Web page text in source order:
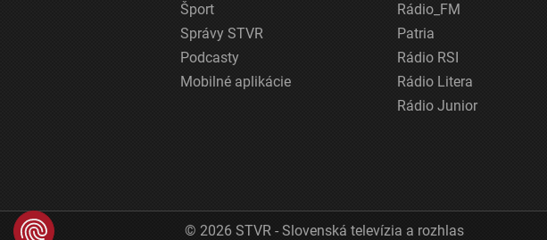
Šport
Správy STVR
Podcasty
Mobilné aplikácie
Rádio_FM
Patria
Rádio RSI
Rádio Litera
Rádio Junior
© 2026 STVR - Slovenská televízia a rozhlas